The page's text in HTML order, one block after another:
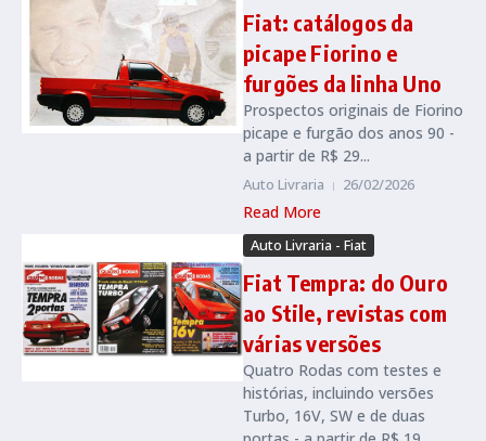
Fiat: catálogos da
picape Fiorino e
furgões da linha Uno
Prospectos originais de Fiorino
picape e furgão dos anos 90 -
a partir de R$ 29...
Auto Livraria 26/02/2026
Read More
Auto Livraria - Fiat
Fiat Tempra: do Ouro
ao Stile, revistas com
várias versões
Quatro Rodas com testes e
histórias, incluindo versões
Turbo, 16V, SW e de duas